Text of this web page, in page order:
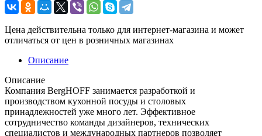
Цена действительна только для интернет-магазина и может
отличаться от цен в розничных магазинах
Описание
Описание
Компания BergHOFF занимается разработкой и
производством кухонной посуды и столовых
принадлежностей уже много лет. Эффективное
сотрудничество команды дизайнеров, технических
специалистов и международных партнеров позволяет